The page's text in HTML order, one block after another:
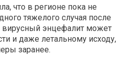
что в регионе пока не
тяжелого случая после
вирусный энцефалит может
и даже летальному исходу,
заранее.